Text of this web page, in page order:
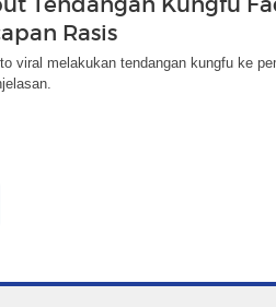
Rasis
viral melakukan tendangan kungfu ke